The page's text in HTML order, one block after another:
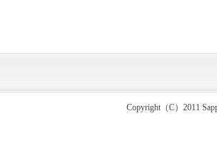
Copyright（C）2011